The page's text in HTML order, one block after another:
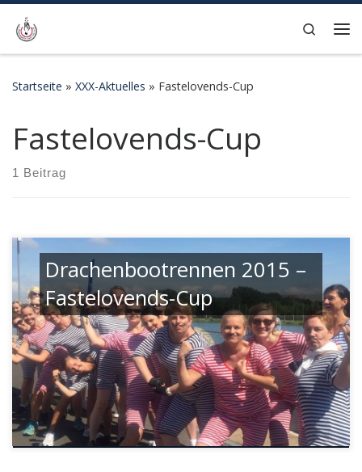
Zum Inhalt springen
Search
Startseite » XXX-Aktuelles » Fastelovends-Cup
Fastelovends-Cup
1 Beitrag
Drachenbootrennen 2015 –
Fastelovends-Cup